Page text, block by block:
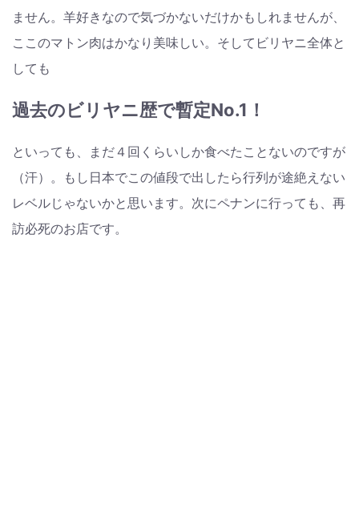
ません。羊好きなので気づかないだけかもしれませんが、
ここのマトン肉はかなり美味しい。そしてビリヤニ全体と
しても
過去のビリヤニ歴で暫定No.1！
といっても、まだ４回くらいしか食べたことないのですが
（汗）。もし日本でこの値段で出したら行列が途絶えない
レベルじゃないかと思います。次にペナンに行っても、再
訪必死のお店です。